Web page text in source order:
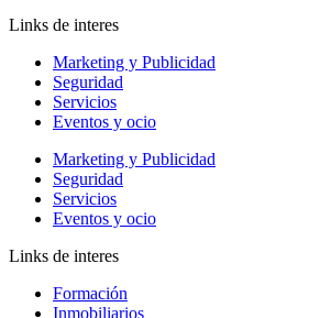
Links de interes
Marketing y Publicidad
Seguridad
Servicios
Eventos y ocio
Marketing y Publicidad
Seguridad
Servicios
Eventos y ocio
Links de interes
Formación
Inmobiliarios